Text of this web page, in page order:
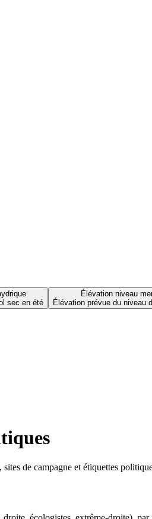
sec en été
Élévation niveau
Élévation prévue du niveau
de campagne et étiquettes